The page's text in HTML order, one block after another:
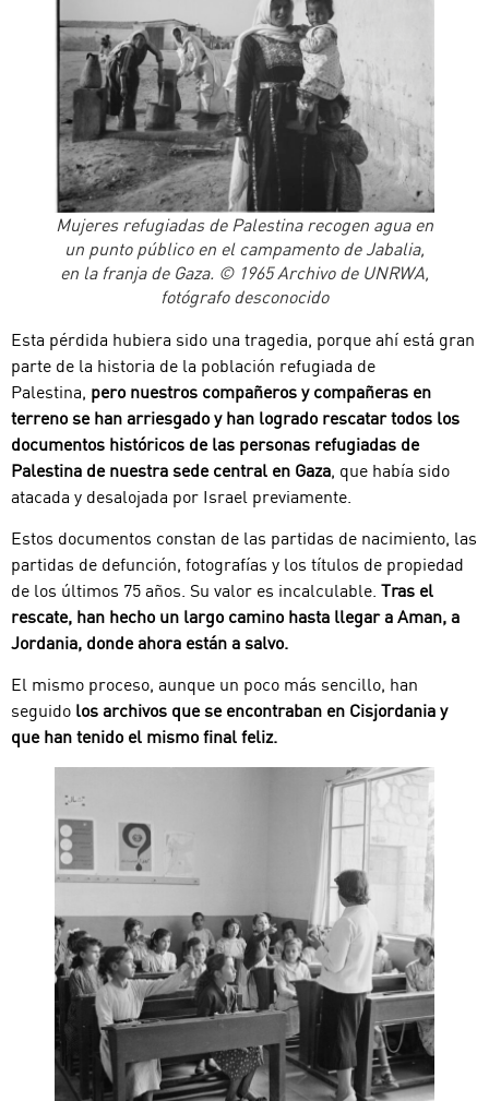
Mujeres refugiadas de Palestina recogen agua en
un punto público en el campamento de Jabalia,
en la franja de Gaza. © 1965 Archivo de UNRWA,
fotógrafo desconocido
Esta pérdida hubiera sido una tragedia, porque ahí está gran
parte de la historia de la población refugiada de
Palestina, pero nuestros compañeros y compañeras en
terreno se han arriesgado y han logrado rescatar todos los
documentos históricos de las personas refugiadas de
Palestina de nuestra sede central en Gaza, que había sido
atacada y desalojada por Israel previamente.
Estos documentos constan de las partidas de nacimiento, las
partidas de defunción, fotografías y los títulos de propiedad
de los últimos 75 años. Su valor es incalculable. Tras el
rescate, han hecho un largo camino hasta llegar a Aman, a
Jordania, donde ahora están a salvo.
El mismo proceso, aunque un poco más sencillo, han
seguido los archivos que se encontraban en Cisjordania y
que han tenido el mismo final feliz.